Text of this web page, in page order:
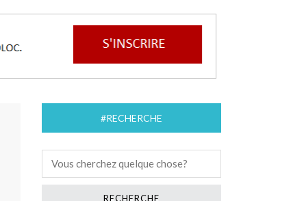
#RECHERCHE